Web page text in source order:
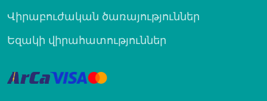
Վիրաբուժական ծառայություններ
Եզակի վիրահատություններ